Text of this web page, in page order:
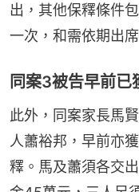
出，其他保釋條件
一次，和需依期出
同案3被告早前已
此外，同案家長馬
人蕭裕邦，早前亦
釋。馬及蕭須各交